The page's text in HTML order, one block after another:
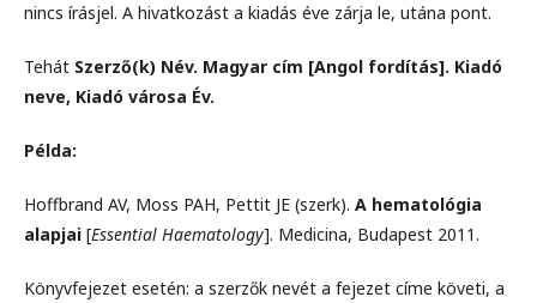
nincs írásjel. A hivatkozást a kiadás éve zárja le, utána pont.
Tehát Szerző(k) Név. Magyar cím [Angol fordítás]. Kiadó
neve, Kiadó városa Év.
Példa:
Hoffbrand AV, Moss PAH, Pettit JE (szerk). A hematológia
alapjai [Essential Haematology]. Medicina, Budapest 2011.
Könyvfejezet esetén: a szerzők nevét a fejezet címe követi, a